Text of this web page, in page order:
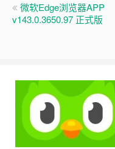
微软Edge浏览器APP
v143.0.3650.97 正式版